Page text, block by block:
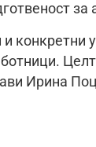
конкретни
Ирина